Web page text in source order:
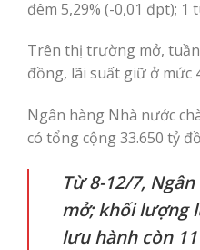
đêm 5,29% (-0,01 đpt); 1
Trên thị trường mở,
đồng, lãi suất giữ ở mức
Ngân hàng Nhà nước
có tổng cộng 33.650 tỷ
Từ 8-12/7,
mở; khối lượng
lưu hành còn